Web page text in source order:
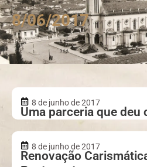
8/06/2017
8 de junho de 2017
Uma parceria que deu
8 de junho de 2017
Renovação